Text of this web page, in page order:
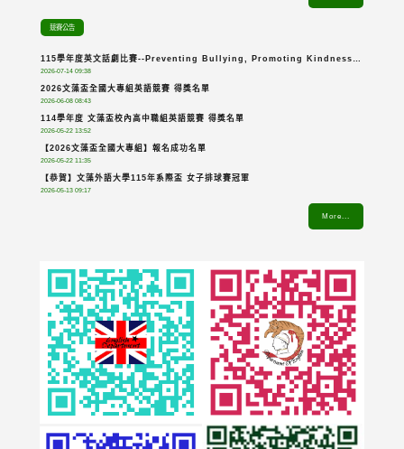
競賽公告
115學年度英文話劇比賽--Preventing Bullying, Promoting Kindness
2026-07-14 09:38
2026文藻盃全國大專組英語競賽 得獎名單
2026-06-08 08:43
114學年度 文藻盃校內高中職組英語競賽 得獎名單
2026-05-22 13:52
【2026文藻盃全國大專組】報名成功名單
2026-05-22 11:35
【恭賀】文藻外語大學115年系際盃 女子排球賽冠軍
2026-05-13 09:17
More...